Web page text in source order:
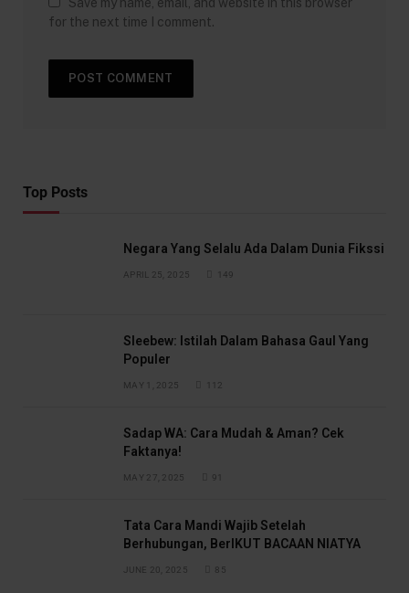
for the next time I comment.
Top Posts
Negara Yang Selalu Ada Dalam Dunia Fikssi
APRIL 25, 2025 149
Sleebew: Istilah Dalam Bahasa Gaul Yang
Populer
MAY 1, 2025 112
Sadap WA: Cara Mudah & Aman? Cek
Faktanya!
MAY 27, 2025 91
Tata Cara Mandi Wajib Setelah
Berhubungan, BerIKUT BACAAN NIATYA
JUNE 20, 2025 85